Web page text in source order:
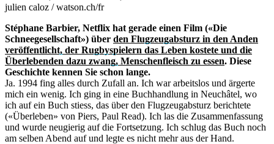
julien caloz / watson.ch/fr
Stéphane Barbier, Netflix hat gerade einen Film («Die
Schneegesellschaft») über den Flugzeugabsturz in den Anden
veröffentlicht, der Rugbyspielern das Leben kostete und die
Überlebenden dazu zwang, Menschenfleisch zu essen. Diese
Geschichte kennen Sie schon lange.
Ja. 1994 fing alles durch Zufall an. Ich war arbeitslos und ärgerte
mich ein wenig. Ich ging in eine Buchhandlung in Neuchâtel, wo
ich auf ein Buch stiess, das über den Flugzeugabsturz berichtete
(«Überleben» von Piers, Paul Read). Ich las die Zusammenfassung
und wurde neugierig auf die Fortsetzung. Ich schlug das Buch noch
am selben Abend auf und legte es nicht mehr aus der Hand.